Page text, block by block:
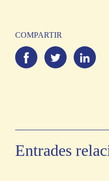
COMPARTIR
Entrades